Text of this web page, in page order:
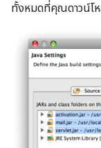
ทั้งหมดที่คุณดาวน์โ